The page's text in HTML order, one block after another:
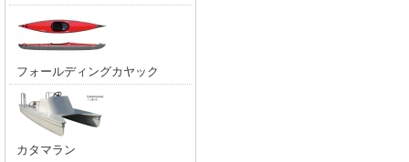
フォールディングカヤック
カタマラン